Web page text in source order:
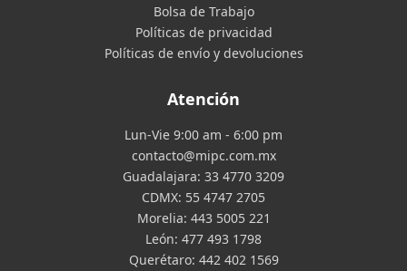
Bolsa de Trabajo
Políticas de privacidad
Políticas de envío y devoluciones
Atención
Lun-Vie 9:00 am - 6:00 pm
contacto@mipc.com.mx
Guadalajara: 33 4770 3209
CDMX: 55 4747 2705
Morelia: 443 5005 221
León: 477 493 1798
Querétaro: 442 402 1569